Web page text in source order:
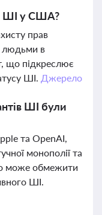
ШІ у США?
прав
людьми в
що підкреслює
ШІ. Джерело
ШІ були
та OpenAI,
монополії та
може обмежити
ШІ.